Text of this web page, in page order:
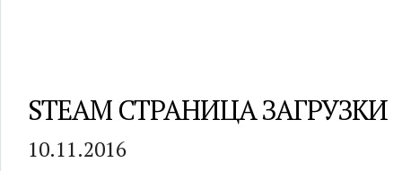
STEAM СТРАНИЦА ЗАГРУЗКИ
10.11.2016